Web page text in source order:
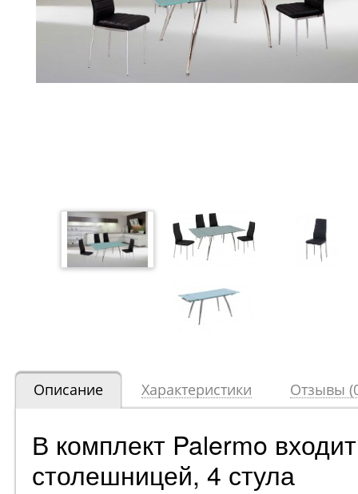
Описание Характеристики Отзывы
В комплект Palermo
столешницей, 4 стула